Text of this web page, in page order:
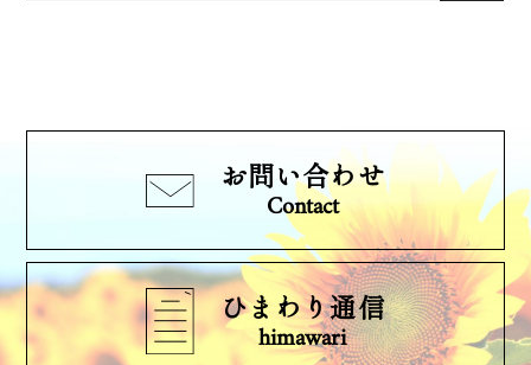
お問い合わせ
Contact
ひまわり通信
himawari